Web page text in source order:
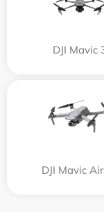
DJI Mavic
DJI Mavic